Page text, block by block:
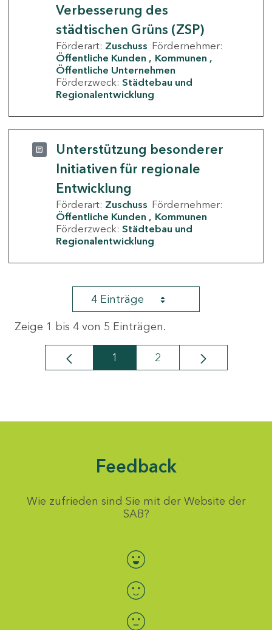
Verbesserung des
städtischen Grüns (ZSP)
Förderart: Zuschuss Fördernehmer:
Öffentliche Kunden
Kommunen
Öffentliche Unternehmen
Förderzweck: Städtebau und
Regionalentwicklung
Unterstützung besonderer
Initiativen für regionale
Entwicklung
Förderart: Zuschuss Fördernehmer:
Öffentliche Kunden
Kommunen
Förderzweck: Städtebau und
Regionalentwicklung
4 Einträge
Zeige 1 bis 4 von 5 Einträgen.
Seite
1 Seite
2
Feedback
Wie zufrieden sind Sie mit der Website der
SAB?
Bewertung auswählen